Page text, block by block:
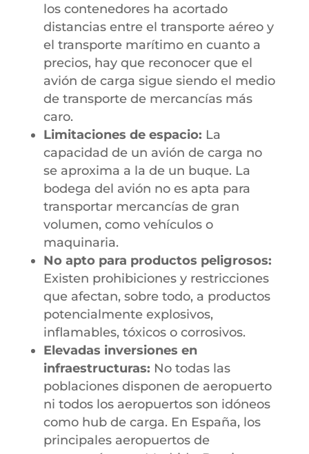
los contenedores ha acortado
distancias entre el transporte aéreo y
el transporte marítimo en cuanto a
precios, hay que reconocer que el
avión de carga sigue siendo el medio
de transporte de mercancías más
caro.
Limitaciones de espacio: La
capacidad de un avión de carga no
se aproxima a la de un buque. La
bodega del avión no es apta para
transportar mercancías de gran
volumen, como vehículos o
maquinaria.
No apto para productos peligrosos:
Existen prohibiciones y restricciones
que afectan, sobre todo, a productos
potencialmente explosivos,
inflamables, tóxicos o corrosivos.
Elevadas inversiones en
infraestructuras: No todas las
poblaciones disponen de aeropuerto
ni todos los aeropuertos son idóneos
como hub de carga. En España, los
principales aeropuertos de